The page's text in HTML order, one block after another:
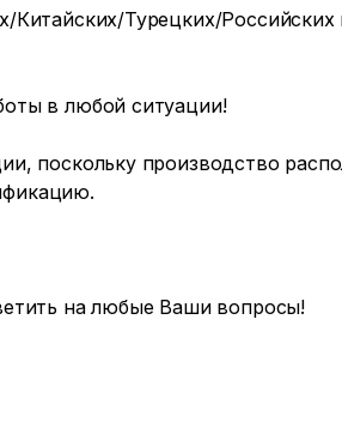
Китайских/Турецких/
в любой ситуации!
поскольку производство
на любые Ваши вопросы!